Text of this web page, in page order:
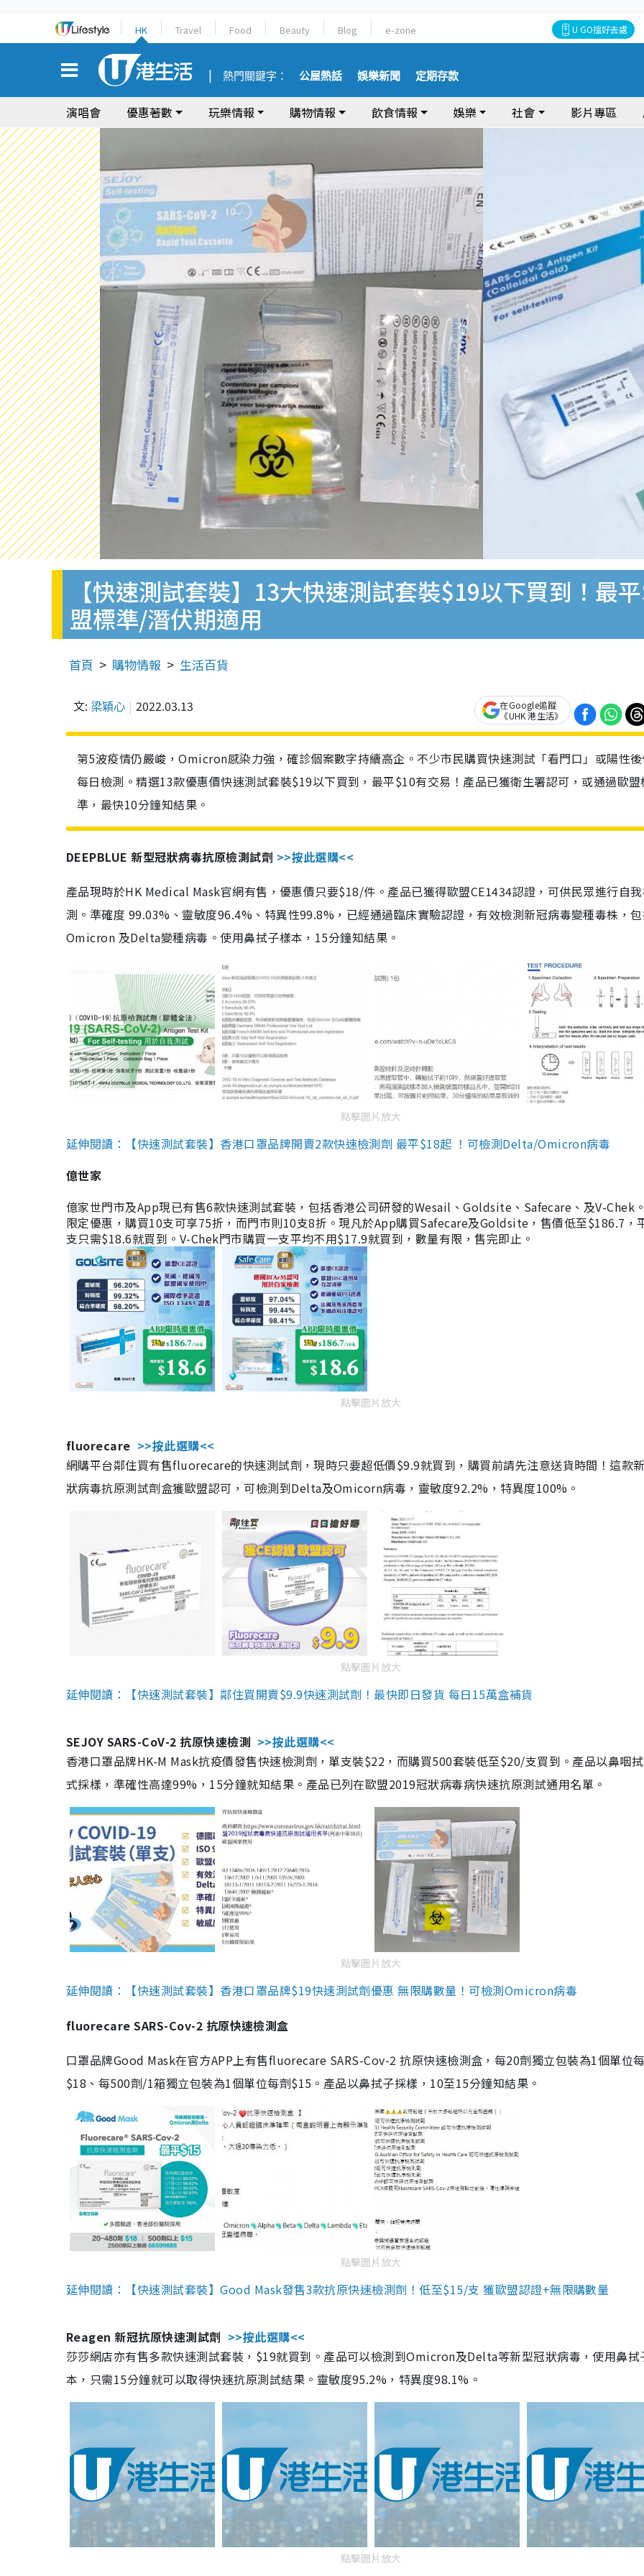
HK Travel Food Beauty Blog e-zone U GO搵好去處
熱門關鍵字： 公屋熱話 娛樂新聞 定期存款
演唱會 優惠著數 玩樂情報 購物情報 飲食情報 娛樂 社會 影片專區
【快速測試套裝】13大快速測試套裝$19以下買到！最
盟標準/潛伏期適用
首頁 購物情報 生活百貨
文: 梁穎心 2022.03.13
在Google追蹤
《UHK 港生活》
第5波疫情仍嚴峻，Omicron感染力強，確診個案數字持續高企。不少市民購買快速測試「看門口」或陽性
每日檢測。精選13款優惠價快速測試套裝$19以下買到，最平$10有交易！產品已獲衛生署認可，或通過歐盟
準，最快10分鐘知結果。
DEEPBLUE 新型冠狀病毒抗原檢測試劑 >>按此選購<<
產品現時於HK Medical Mask官網有售，優惠價只要$18/件。產品已獲得歐盟CE1434認證，可供民眾進行自
測。準確度 99.03%、靈敏度96.4%、特異性99.8%，已經通過臨床實驗認證，有效檢測新冠病毒變種毒株，
Omicron 及Delta變種病毒。使用鼻拭子樣本，15分鐘知結果。
點擊圖片放大
延伸閱讀：【快速測試套裝】香港口罩品牌開賣2款快速檢測劑 最平$18起 ！可檢測Delta/Omicron病毒
億世家
億家世門市及App現已有售6款快速測試套裝，包括香港公司研發的Wesail、Goldsite、Safecare、及V-Chek
限定優惠，購買10支可享75折，而門市則10支8折。現凡於App購買Safecare及Goldsite，售價低至$186.7，
支只需$18.6就買到。V-Chek門市購買一支平均不用$17.9就買到，數量有限，售完即止。
點擊圖片放大
fluorecare >>按此選購<<
網購平台鄰住買有售fluorecare的快速測試劑，現時只要超低價$9.9就買到，購買前請先注意送貨時間！這款
狀病毒抗原測試劑盒獲歐盟認可，可檢測到Delta及Omicorn病毒，靈敏度92.2%，特異度100%。
點擊圖片放大
延伸閱讀：【快速測試套裝】鄰住買開賣$9.9快速測試劑！最快即日發貨 每日15萬盒補貨
SEJOY SARS-CoV-2 抗原快速檢測 >>按此選購<<
香港口罩品牌HK-M Mask抗疫價發售快速檢測劑，單支裝$22，而購買500套裝低至$20/支買到。產品以鼻咽
式採樣，準確性高達99%，15分鐘就知結果。產品已列在歐盟2019冠狀病毒病快速抗原測試通用名單。
點擊圖片放大
延伸閱讀：【快速測試套裝】香港口罩品牌$19快速測試劑優惠 無限購數量！可檢測Omicron病毒
fluorecare SARS-Cov-2 抗原快速檢測盒
口罩品牌Good Mask在官方APP上有售fluorecare SARS-Cov-2 抗原快速檢測盒，每20劑獨立包裝為1個單位
$18、每500劑/1箱獨立包裝為1個單位每劑$15。產品以鼻拭子採樣，10至15分鐘知結果。
點擊圖片放大
延伸閱讀：【快速測試套裝】Good Mask發售3款抗原快速檢測劑！低至$15/支 獲歐盟認證+無限購數量
Reagen 新冠抗原快速測試劑 >>按此選購<<
莎莎網店亦有售多款快速測試套裝，$19就買到。產品可以檢測到Omicron及Delta等新型冠狀病毒，使用鼻拭
本，只需15分鐘就可以取得快速抗原測試結果。靈敏度95.2%，特異度98.1%。
點擊圖片放大